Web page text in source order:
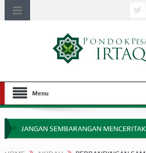
Menu
JANGAN SEMBARANGAN